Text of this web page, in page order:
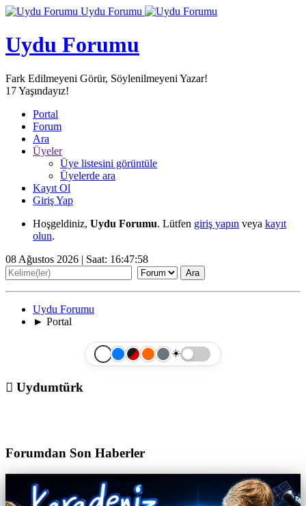
Uydu Forumu
Uydu Forumu
Fark Edilmeyeni Görür, Söylenilmeyeni Yazar!
17Yaşındayız!
Portal
Forum
Ara
Üyeler
Üye listesini görüntüle
Üyelerde ara
Kayıt Ol
Giriş Yap
Hoşgeldiniz, Uydu Forumu. Lütfen giriş yapın veya kayıt
olun.
08 Ağustos 2026 | Saat: 16:48:01
Uydu Forumu
► Portal
☀️
Uydumtürk
Forumdan Son Haberler